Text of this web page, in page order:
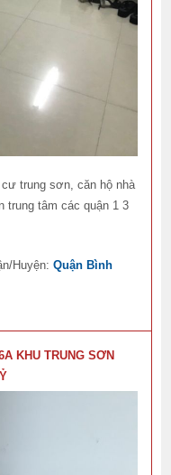
trung sơn, căn hộ nhà
trung tâm các quận 1 3
Huyện:Quận Bình
KHU TRUNG SƠN